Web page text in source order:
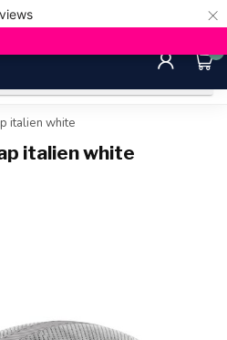
×
Gratis
0
italien white
italien white